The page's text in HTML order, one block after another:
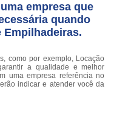
empresa que
quando
Empilhadeiras.
como por exemplo, Locação
a qualidade e melhor
uma empresa referência no
indicar e atender você da